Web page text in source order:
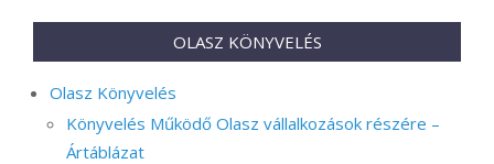
OLASZ KÖNYVELÉS
Olasz Könyvelés
Könyvelés Működő Olasz vállalkozások részére –
Ártáblázat